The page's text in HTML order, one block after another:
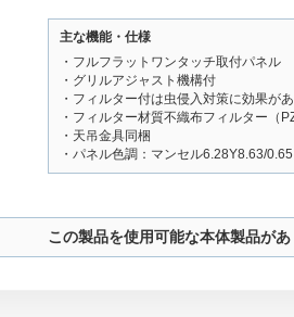
主な機能・仕様
・フルフラットワンタッチ取付パネル
・グリルアジャスト機構付
・フィルター付は虫侵入対策に効果が
・フィルター材質不織布フィルター（
・天吊金具同梱
・パネル色調：マンセル6.28Y8.63/
この製品を使用可能な本体製品が